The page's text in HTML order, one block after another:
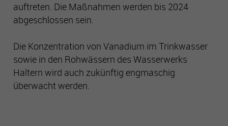
auftreten. Die Maßnahmen werden bis 2024
abgeschlossen sein.
Die Konzentration von Vanadium im Trinkwasser
sowie in den Rohwässern des Wasserwerks
Haltern wird auch zukünftig engmaschig
überwacht werden.